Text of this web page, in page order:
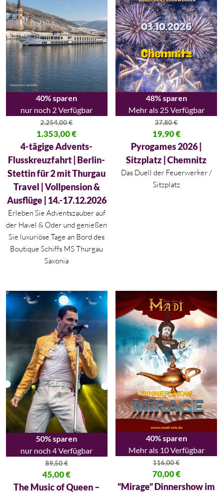
40% sparen
nur noch 2 Verfügbar
2.254,00€
Ursprünglicher Preis war: 2.254,00 €
1.353,00€
Aktueller Preis ist: 1.353,00 €.
4-tägige Advents-
Flusskreuzfahrt | Berlin-
Stettin für 2 mit Thurgau
Travel | Vollpension &
Ausflüge | 14.-17.12.2026
Erleben Sie Adventszauber auf
der Havel & Oder und genießen
Sie luxuriöse Tage an Bord des
Boutique Schiffs MS Thurgau
Saxonia
48% sparen
Mehr als 25 Verfügbar
37,80€
Ursprünglicher Preis war:
19,90€
Aktueller Preis ist: 19,90 €.
Pyrogames 2026 |
Sitzplatz | Chemnitz
Das Duell der Feuerwerker /
Sitzplatz
50% sparen
nur noch 4 Verfügbar
89,50€
Ursprünglicher Preis war: 89,50 €
45,00€
Aktueller Preis ist: 45,00 €.
The Music of Queen –
40% sparen
Mehr als 10 Verfügbar
116,00€
Ursprünglicher Preis war:
70,00€
Aktueller Preis ist: 70,00 €.
“Mirage” Dinnershow im